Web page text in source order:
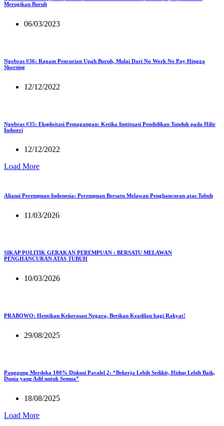
Merugikan Buruh
06/03/2023
Ngobras #36: Ragam Pencurian Upah Buruh, Mulai Dari No Work No Pay Hingga
Skorsing
12/12/2022
Ngobras #35: Eksploitasi Pemagangan: Ketika Instituasi Pendidikan Tunduk pada Hilir
Industri
12/12/2022
Load More
Aliansi Perempuan Indonesia: Perempuan Bersatu Melawan Penghancuran atas Tubuh
11/03/2026
SIKAP POLITIK GERAKAN PEREMPUAN : BERSATU MELAWAN
PENGHANCURAN ATAS TUBUH
10/03/2026
PRABOWO: Hentikan Kekerasan Negara, Berikan Keadilan bagi Rakyat!
29/08/2025
Panggung Merdeka 100% Diskusi Paralel 2: “Bekerja Lebih Sedikit, Hidup Lebih Baik,
Dunia yang Adil untuk Semua”
18/08/2025
Load More